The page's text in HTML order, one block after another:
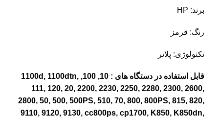
برند: HP
رنگ: قرمز
تکنولوژی: پلاتر
قابل استفاده در دستگاه های : 10, 100, 1100d, 1100dtn,
111, 120, 20, 2200, 2230, 2250, 2280, 2300, 2600,
2800, 50, 500, 500PS, 510, 70, 800, 800PS, 815, 820,
9110, 9120, 9130, cc800ps, cp1700, K850, K850dn,